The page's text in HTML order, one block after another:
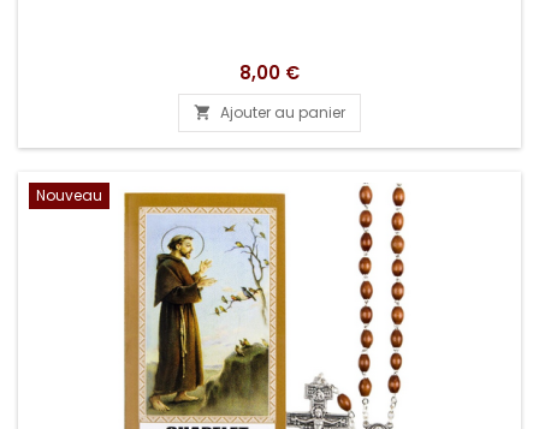
Prix
8,00 €
 Ajouter au panier
Nouveau